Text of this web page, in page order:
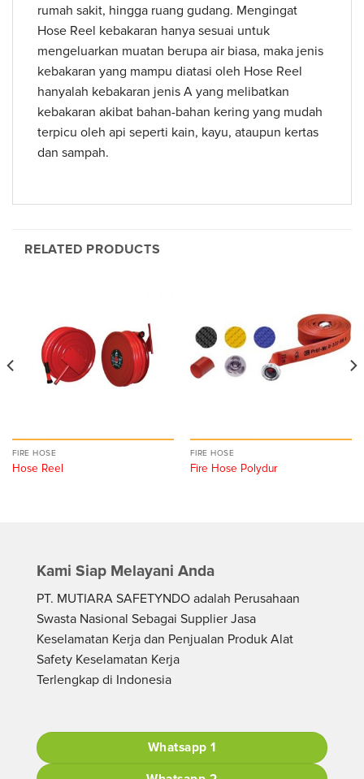
rumah sakit, hingga ruang gudang. Mengingat
Hose Reel kebakaran hanya sesuai untuk
mengeluarkan muatan berupa air biasa, maka jenis
kebakaran yang mampu diatasi oleh Hose Reel
hanyalah kebakaran jenis A yang melibatkan
kebakaran akibat bahan-bahan kering yang mudah
terpicu oleh api seperti kain, kayu, ataupun kertas
dan sampah.
RELATED PRODUCTS
FIRE HOSE
Hose Reel
FIRE HOSE
Fire Hose Polydur
Kami Siap Melayani Anda
PT. MUTIARA SAFETYNDO adalah Perusahaan
Swasta Nasional Sebagai Supplier Jasa
Keselamatan Kerja dan Penjualan Produk Alat
Safety Keselamatan Kerja
Terlengkap di Indonesia
Whatsapp 1